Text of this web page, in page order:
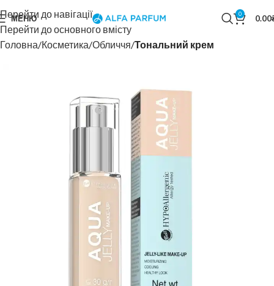
Перейти до навігації
Перейти до основного вмісту
МЕНЮ 0 0.00
Головна Косметика Обличчя Тональний крем